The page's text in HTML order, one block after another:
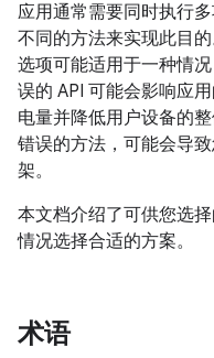
应用通常需要同时执行
不同的方法来实现此目
选项可能适用于一种情
误的 API 可能会影响应
电量并降低用户设备的
错误的方法，可能会导
架。
本文档介绍了可供您选
情况选择合适的方案。
术语